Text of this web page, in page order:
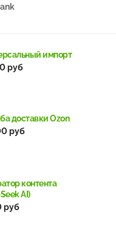
импорт
руб
доставки Ozon
руб
контента
AI)
руб